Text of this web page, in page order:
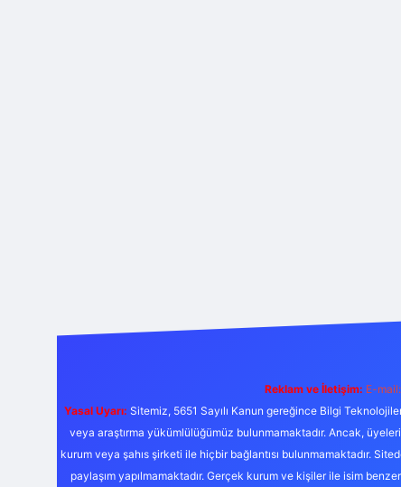
Reklam ve İletişim: E-mail:
Yasal Uyarı: Sitemiz, 5651 Sayılı Kanun gereğince Bilgi
veya araştırma yükümlülüğümüz bulunmamaktadır. Ancak,
kurum veya şahıs şirketi ile hiçbir bağlantısı bulunmamaktadır.
paylaşım yapılmamaktadır. Gerçek kurum ve kişiler ile isim